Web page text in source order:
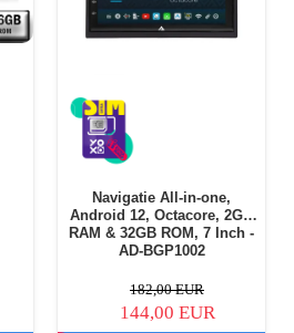
Navigatie All-in-one,
Android 12, Octacore, 2GB
RAM & 32GB ROM, 7 Inch -
AD-BGP1002
182,00 EUR
144,00 EUR